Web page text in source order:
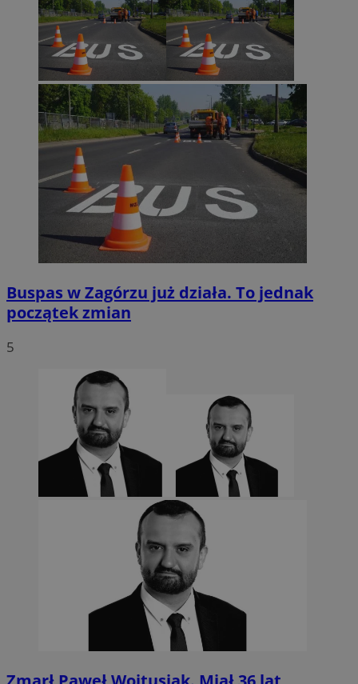
Buspas w Zagórzu już działa. To jednak
początek zmian
5
VISITOR_PRIVACY_METADATA
YouTube
.youtube.com
CookieScriptConsent
Google Privacy Policy